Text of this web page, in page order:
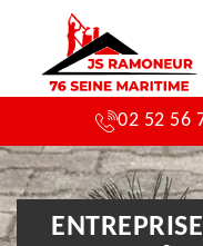
02 52 56